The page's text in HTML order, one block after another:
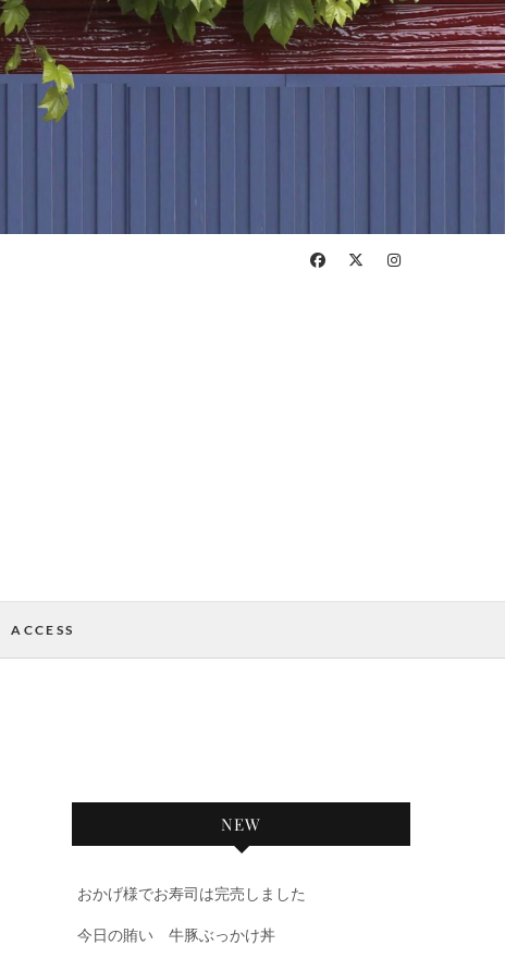
ACCESS
NEW
おかげ様でお寿司は完売しました
今日の賄い 牛豚ぶっかけ丼